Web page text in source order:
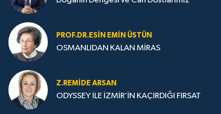
PROF.DR.ESIN EMIN ÜSTÜN
OSMANLIDAN KALAN MİRAS
Z.REMIDE ARSAN
ODYSSEY İLE İZMİR’İN KAÇIRDIĞI FIRSAT